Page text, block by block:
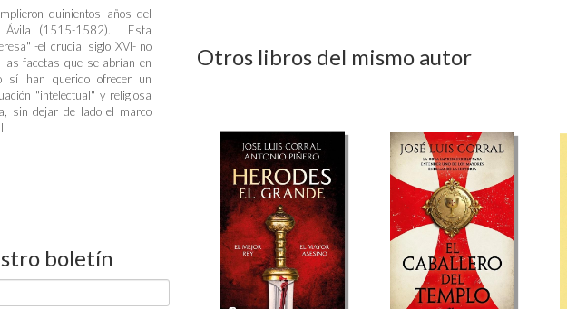
quinientos años del
Ávila (1515-1582). Esta
-el crucial siglo XVI- no
facetas que se abrían en
sí han querido ofrecer un
"intelectual" y religiosa
sin dejar de lado el marco
boletín
Otros libros del mismo autor